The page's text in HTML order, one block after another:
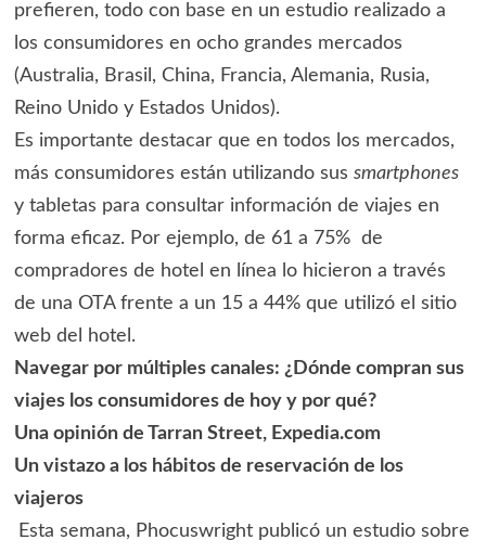
prefieren, todo con base en un estudio realizado a
los consumidores en ocho grandes mercados
(Australia, Brasil, China, Francia, Alemania, Rusia,
Reino Unido y Estados Unidos).
Es importante destacar que en todos los mercados,
más consumidores están utilizando sus smartphones
y tabletas para consultar información de viajes en
forma eficaz. Por ejemplo, de 61 a 75% de
compradores de hotel en línea lo hicieron a través
de una OTA frente a un 15 a 44% que utilizó el sitio
web del hotel.
Navegar por múltiples canales: ¿Dónde compran sus
viajes los consumidores de hoy y por qué?
Una opinión de Tarran Street, Expedia.com
Un vistazo a los hábitos de reservación de los
viajeros
Esta semana, Phocuswright publicó un estudio sobre